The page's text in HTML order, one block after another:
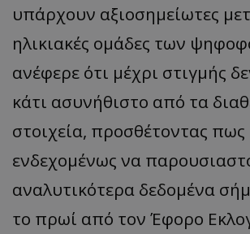
υπάρχουν αξιοσημείωτες
ηλικιακές ομάδες των
ανέφερε ότι μέχρι στιγμής
κάτι ασυνήθιστο από τα
στοιχεία, προσθέτοντας πως
ενδεχομένως να
αναλυτικότερα δεδομένα
το πρωί από τον Έφορο